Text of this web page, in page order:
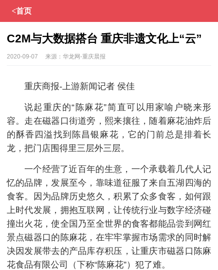
<首页
C2M与大数据搭台 重庆非遗文化上“云”
来源： 华龙网-重庆晨报
2020-09-07
重庆商报-上游新闻记者 侯佳
说起重庆的“陈麻花”简直可以用家喻户晓来形
容。走在磁器口街道旁，熙来攘往，随着麻花油炸后
的酥香四溢找到陈昌银麻花，它的门前总是排着长
龙，把门店围得里三层外三层。
一个经营了近百年的生意，一个承载着几代人记
忆的品牌，发展至今，靠味道征服了来自五湖四海的
食客。因为品牌历史悠久，积累了众多食客，如何跟
上时代发展，拥抱互联网，让传统行业与数字经济碰
撞出火花，使全国乃至全世界的食客都能品尝到网红
景点磁器口的陈麻花，在牢牢掌握市场需求的同时解
决因发展带去的产品库存积压，让重庆市磁器口陈麻
花食品有限公司（下称“陈麻花”）犯了难。